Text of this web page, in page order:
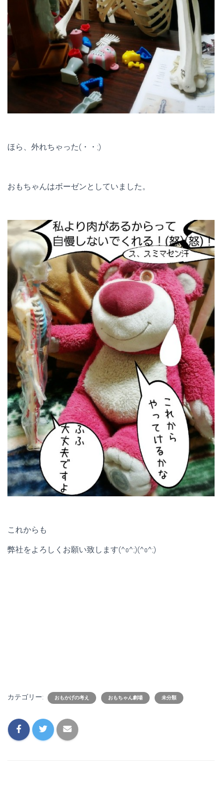
ほら、外れちゃった(・・;)
おもちゃんはボーゼンとしていました。
これからも
弊社をよろしくお願い致します(^o^;)(^o^;)
カテゴリー: おもかげの考え おもちゃん劇場 未分類